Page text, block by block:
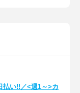
払い!!／<週1～>カ